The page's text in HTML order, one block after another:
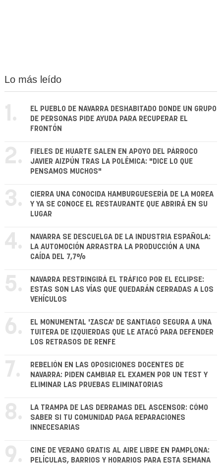
Lo más leído
1.
EL PUEBLO DE NAVARRA DESHABITADO DONDE UN GRUPO
DE PERSONAS PIDE AYUDA PARA RECUPERAR EL
FRONTÓN
2.
FIELES DE HUARTE SALEN EN APOYO DEL PÁRROCO
JAVIER AIZPÚN TRAS LA POLÉMICA: "DICE LO QUE
PENSAMOS MUCHOS"
3.
CIERRA UNA CONOCIDA HAMBURGUESERÍA DE LA MOREA
Y YA SE CONOCE EL RESTAURANTE QUE ABRIRÁ EN SU
LUGAR
4.
NAVARRA SE DESCUELGA DE LA INDUSTRIA ESPAÑOLA:
LA AUTOMOCIÓN ARRASTRA LA PRODUCCIÓN A UNA
CAÍDA DEL 7,7%
5.
NAVARRA RESTRINGIRÁ EL TRÁFICO POR EL ECLIPSE:
ESTAS SON LAS VÍAS QUE QUEDARÁN CERRADAS A LOS
VEHÍCULOS
6.
EL MONUMENTAL 'ZASCA' DE SANTIAGO SEGURA A UNA
TUITERA DE IZQUIERDAS QUE LE ATACÓ PARA DEFENDER
LOS RETRASOS DE RENFE
7.
REBELIÓN EN LAS OPOSICIONES DOCENTES DE
NAVARRA: PIDEN CAMBIAR EL EXAMEN POR UN TEST Y
ELIMINAR LAS PRUEBAS ELIMINATORIAS
8.
LA TRAMPA DE LAS DERRAMAS DEL ASCENSOR: CÓMO
SABER SI TU COMUNIDAD PAGA REPARACIONES
INNECESARIAS
9.
CINE DE VERANO GRATIS AL AIRE LIBRE EN PAMPLONA:
PELÍCULAS, BARRIOS Y HORARIOS PARA ESTA SEMANA